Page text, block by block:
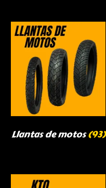
Llantas de motos(93)